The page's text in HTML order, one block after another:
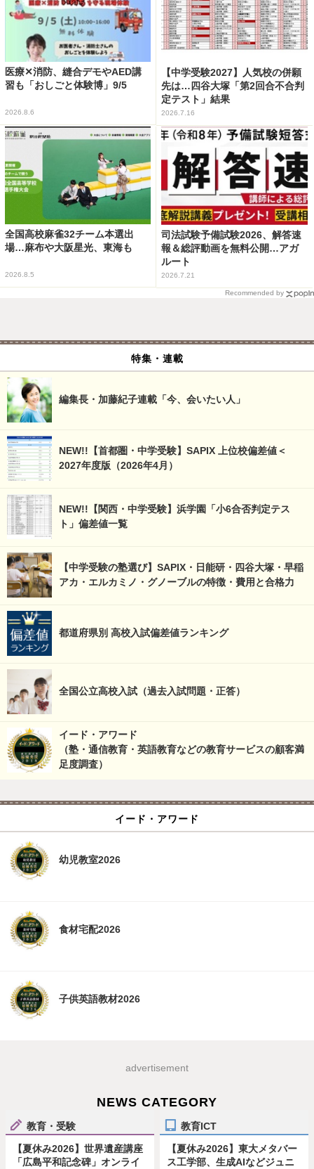
医療✕消防、縫合デモやAED講
習も「おしごと体験博」9/5
2026.8.6
【中学受験2027】人気校の併願
先は…四谷大塚「第2回合不合判
定テスト」結果
2026.7.16
全国高校麻雀32チーム本選出
場…麻布や大阪星光、東海も
2026.8.5
司法試験予備試験2026、解答速
報＆総評動画を無料公開…アガ
ルート
2026.7.21
Recommended by
特集・連載
編集長・加藤紀子連載「今、会いたい人」
NEW!!【首都圏・中学受験】SAPIX 上位校偏差値＜
2027年度版（2026年4月）
NEW!!【関西・中学受験】浜学園「小6合否判定テス
ト」偏差値一覧
【中学受験の塾選び】SAPIX・日能研・四谷大塚・早稲
アカ・エルカミノ・グノーブルの特徴・費用と合格力
都道府県別 高校入試偏差値ランキング
全国公立高校入試（過去入試問題・正答）
イード・アワード
（塾・通信教育・英語教育などの教育サービスの顧客満
足度調査）
イード・アワード
幼児教室2026
食材宅配2026
子供英語教材2026
advertisement
NEWS CATEGORY
教育・受験
【夏休み2026】世界遺産講座
「広島平和記念碑」オンライ
教育ICT
【夏休み2026】東大メタバー
ス工学部、生成AIなどジュニ